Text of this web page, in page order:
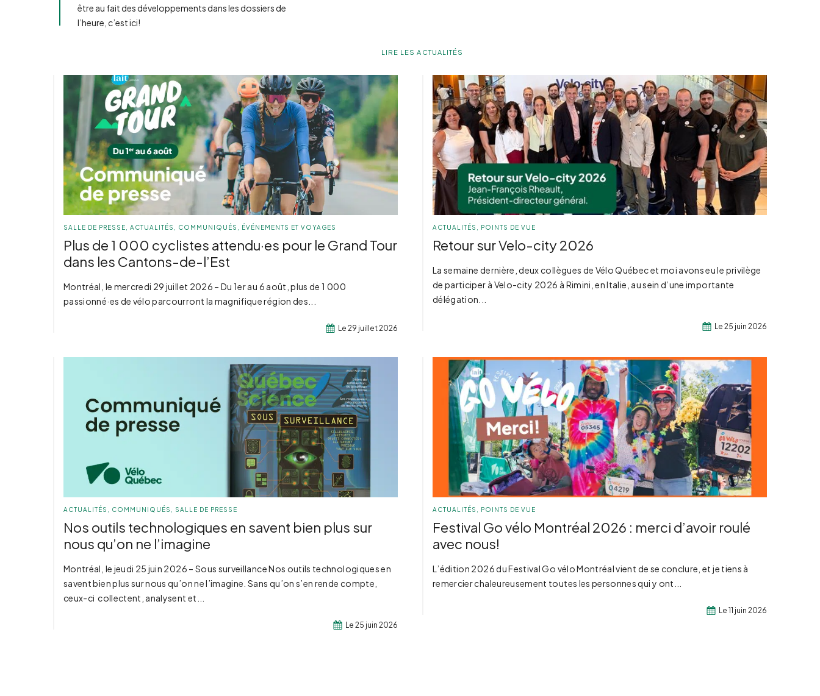
être au fait des développements dans les dossiers de
l’heure, c’est ici!
LIRE LES ACTUALITÉS
SALLE DE PRESSE ACTUALITÉS COMMUNIQUÉS ÉVÉNEMENTS ET VOYAGES
Plus de 1 000 cyclistes attendu·es pour le Grand Tour
dans les Cantons-de-l’Est
Montréal, le mercredi 29 juillet 2026 – Du 1er au 6 août, plus de 1 000
passionné·es de vélo parcourront la magnifique région des...
Le 29 juillet 2026
ACTUALITÉS POINTS DE VUE
Retour sur Velo-city 2026
La semaine dernière, deux collègues de Vélo Québec et moi avons eu le privilège
de participer à Velo-city 2026 à Rimini, en Italie, au sein d’une importante
délégation...
Le 25 juin 2026
ACTUALITÉS , COMMUNIQUÉS , SALLE DE PRESSE
Nos outils technologiques en savent bien plus sur
nous qu’on ne l’imagine
Montréal, le jeudi 25 juin 2026 – Sous surveillance Nos outils technologiques en
savent bien plus sur nous qu’on ne l’imagine. Sans qu’on s’en rende compte,
ceux-ci collectent, analysent et...
Le 25 juin 2026
ACTUALITÉS , POINTS DE VUE
Festival Go vélo Montréal 2026 : merci d’avoir roulé
avec nous!
L’édition 2026 du Festival Go vélo Montréal vient de se conclure, et je tiens à
remercier chaleureusement toutes les personnes qui y ont...
Le 11 juin 2026